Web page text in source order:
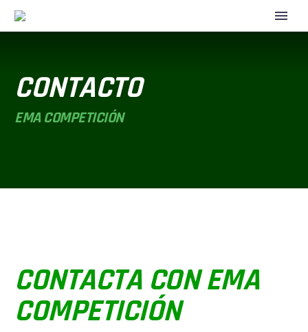
CONTACTO
EMA COMPETICIÓN
CONTACTA CON EMA
COMPETICIÓN